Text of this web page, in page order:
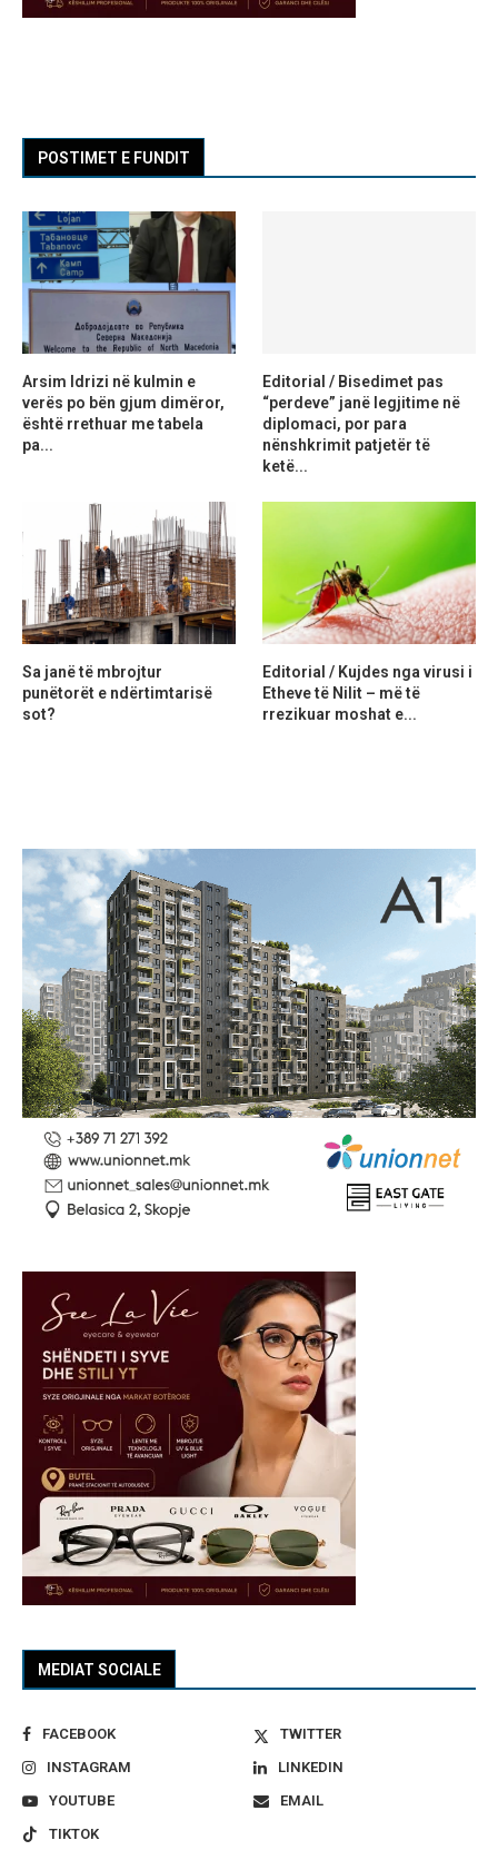
MEDIAT SOCIALE
FACEBOOK
TWITTER
INSTAGRAM
LINKEDIN
YOUTUBE
EMAIL
TIKTOK
POSTIMET E FUNDIT
Arsim Idrizi në kulmin e
verës po bën gjum dimëror,
është rrethuar me tabela
pa...
Editorial / Bisedimet pas
“perdeve” janë legjitime në
diplomaci, por para
nënshkrimit patjetër të
ketë...
Sa janë të mbrojtur
punëtorët e ndërtimtarisë
sot?
Editorial / Kujdes nga virusi i
Etheve të Nilit – më të
rrezikuar moshat e...